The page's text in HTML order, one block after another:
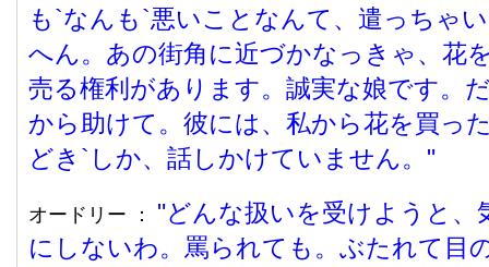
も`なんも`悪いことなんて、遣っちゃ
へん。あの街角に近づかなっきゃ、花
売る権利があります。誠実な娘です。
から助けて。彼には、私から花を買っ
どき`しか、話しかけていません。
オードリー ：
どんな扱いを受けようと、
にしないわ。罵られても。ぶたれて目